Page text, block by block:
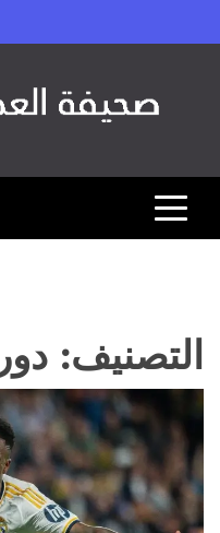
to
صحيفة
التصنيف: